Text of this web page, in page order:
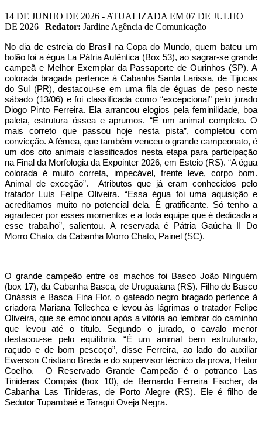
14 DE JUNHO DE 2026 - ATUALIZADA EM 07 DE JULHO
DE 2026 | Redator: Jardine Agência de Comunicação
No dia de estreia do Brasil na Copa do Mundo, quem bateu um
bolão foi a égua La Pátria Autêntica (Box 53), ao sagrar-se grande
campeã e Melhor Exemplar da Passaporte de Ourinhos (SP). A
colorada bragada pertence à Cabanha Santa Larissa, de Tijucas
do Sul (PR), destacou-se em uma fila de éguas de peso neste
sábado (13/06) e foi classificada como “excepcional” pelo jurado
Diogo Pinto Ferreira. Ela arrancou elogios pela feminilidade, boa
paleta, estrutura óssea e aprumos. “É um animal completo. O
mais correto que passou hoje nesta pista”, completou com
convicção. A fêmea, que também venceu o grande campeonato, é
um dos oito animais classificados nesta etapa para participação
na Final da Morfologia da Expointer 2026, em Esteio (RS). “A égua
colorada é muito correta, impecável, frente leve, corpo bom.
Animal de exceção”. Atributos que já eram conhecidos pelo
tratador Luís Felipe Oliveira. “Essa égua foi uma aquisição e
acreditamos muito no potencial dela. É gratificante. Só tenho a
agradecer por esses momentos e a toda equipe que é dedicada a
esse trabalho”, salientou. A reservada é Pátria Gaúcha II Do
Morro Chato, da Cabanha Morro Chato, Painel (SC).
O grande campeão entre os machos foi Basco João Ninguém
(box 17), da Cabanha Basca, de Uruguaiana (RS). Filho de Basco
Onássis e Basca Fina Flor, o gateado negro bragado pertence à
criadora Mariana Tellechea e levou às lágrimas o tratador Felipe
Oliveira, que se emocionou após a vitória ao lembrar do caminho
que levou até o título. Segundo o jurado, o cavalo menor
destacou-se pelo equilíbrio. “É um animal bem estruturado,
raçudo e de bom pescoço”, disse Ferreira, ao lado do auxiliar
Ewerson Cristiano Breda e do supervisor técnico da prova, Heitor
Coelho. O Reservado Grande Campeão é o potranco Las
Tinideras Compás (box 10), de Bernardo Ferreira Fischer, da
Cabanha Las Tinideras, de Porto Alegre (RS). Ele é filho de
Sedutor Tupambaé e Taragüi Oveja Negra.